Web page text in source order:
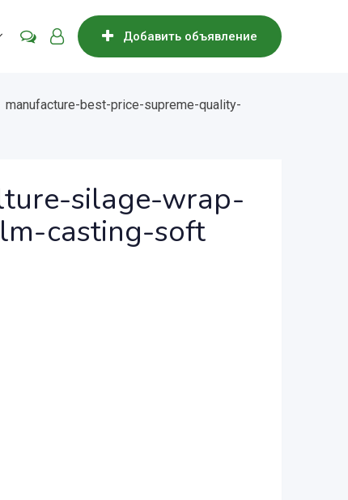
Добавить объявление
manufacture-best-price-supreme-quality-
silage-wrap-
casting-soft